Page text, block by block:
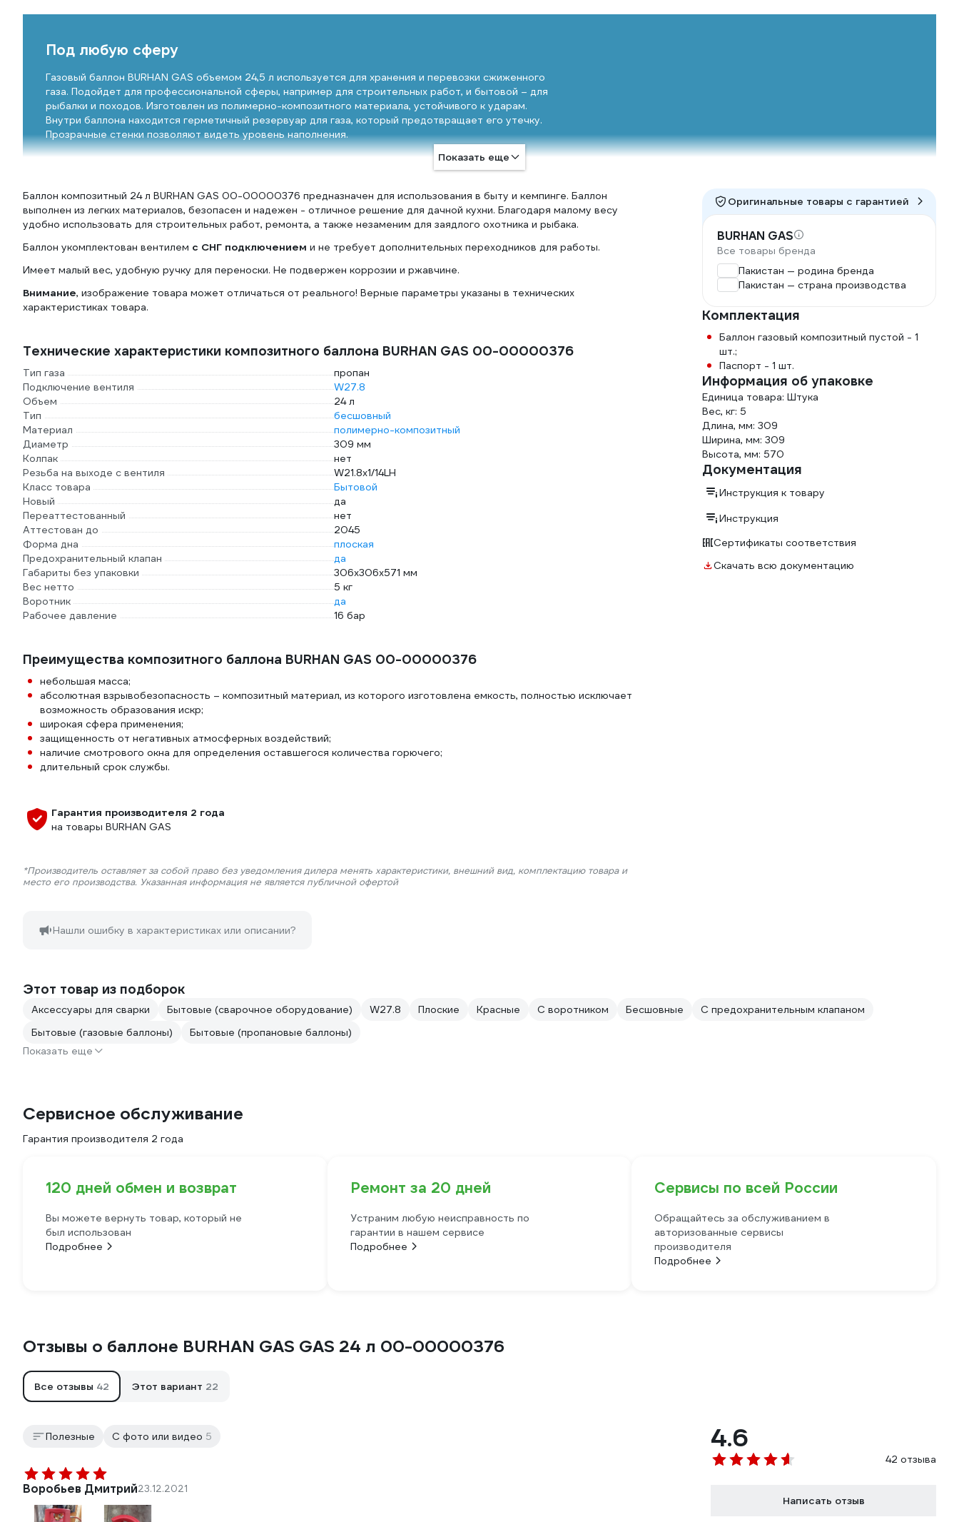
Под любую сферу
Газовый баллон BURHAN GAS объемом 24,5 л используется для хранения и перевозки сжиженного
газа. Подойдет для профессиональной сферы, например для строительных работ, и бытовой – для
рыбалки и походов. Изготовлен из полимерно-композитного материала, устойчивого к ударам.
Внутри баллона находится герметичный резервуар для газа, который предотвращает его утечку.
Прозрачные стенки позволяют видеть уровень наполнения.
Продуман до мелочей
Стальной клапан баллона рассчитан на долгий срок службы – это отличает его от клапана на
металлических аналогах. Вес баллона составляет 5 кг – это на 70% ниже стальных моделей.
Предусмотрен специальный вентиль и штуцер для присоединения газового оборудования.
Соединение здесь российское (СНГ), поэтому не нужно покупать адаптеры. Предохранительный
Не подвержен воздействию осадков
Это важно для использования в полевых условиях
Не подвержен воздействию УФ-лучей
Это снижает риск деформации баллона
Не подвержен перепадам температур
Это делает возможным использование при температуре
от -40 до +60 С°
Неопасный
которые исключают образование искр
Показать еще
Баллон композитный 24 л BURHAN GAS 00-00000376 предназначен для использования в быту и кемпинге. Баллон
выполнен из легких материалов, безопасен и надежен - отличное решение для дачной кухни. Благодаря малому весу
удобно использовать для строительных работ, ремонта, а также незаменим для заядлого охотника и рыбака.
Баллон укомплектован вентилем с СНГ подключением и не требует дополнительных переходников для работы.
Имеет малый вес, удобную ручку для переноски. Не подвержен коррозии и ржавчине.
Внимание, изображение товара может отличаться от реального! Верные параметры указаны в технических
характеристиках товара.
Технические характеристики композитного баллона BURHAN GAS 00-00000376
Тип газа
пропан
Подключение вентиля
W27.8
Объем
24 л
Тип
бесшовный
Материал
полимерно-композитный
Диаметр
309 мм
Колпак
нет
Резьба на выходе с вентиля
W21.8х1/14LH
Класс товара
Бытовой
Новый
да
Переаттестованный
нет
Аттестован до
2045
Форма дна
плоская
Предохранительный клапан
да
Габариты без упаковки
306x306x571 мм
Вес нетто
5 кг
Воротник
да
Рабочее давление
16 бар
Преимущества композитного баллона BURHAN GAS 00-00000376
небольшая масса;
абсолютная взрывобезопасность – композитный материал, из которого изготовлена емкость, полностью исключает
возможность образования искр;
широкая сфера применения;
защищенность от негативных атмосферных воздействий;
наличие смотрового окна для определения оставшегося количества горючего;
длительный срок службы.
Гарантия производителя 2 года
на товары BURHAN GAS
*Производитель оставляет за собой право без уведомления дилера менять характеристики, внешний вид, комплектацию товара и
место его производства. Указанная информация не является публичной офертой
Нашли ошибку в характеристиках или описании?
Оригинальные товары c гарантией
BURHAN GAS
Все товары бренда
Пакистан — родина бренда
Пакистан — страна производства
Комплектация
Баллон газовый композитный пустой - 1
шт.;
Паспорт - 1 шт.
Информация об упаковке
Единица товара: Штука
Вес, кг: 5
Длина, мм: 309
Ширина, мм: 309
Высота, мм: 570
Документация
Инструкция к товару
Инструкция
Сертификаты соответствия
Скачать всю документацию
Этот товар из подборок
Аксессуары для сварки Бытовые (сварочное оборудование) W27.8 Плоские Красные С воротником Бесшовные
С предохранительным клапаном
Бытовые (газовые баллоны)
Бытовые (пропановые баллоны)
Показать еще
Сервисное обслуживание
Гарантия производителя 2 года
120 дней обмен и возврат
Вы можете вернуть товар, который не
был использован
Подробнее
Ремонт за 20 дней
Устраним любую неисправность по
гарантии в нашем сервисе
Подробнее
Сервисы по всей России
Обращайтесь за обслуживанием в
авторизованные сервисы
производителя
Подробнее
Отзывы о баллоне BURHAN GAS GAS 24 л 00-00000376
Все отзывы 42 Этот вариант 22
4.6
42 отзыва
Написать отзыв
Полезные С фото или видео 5
Воробьев Дмитрий23.12.2021